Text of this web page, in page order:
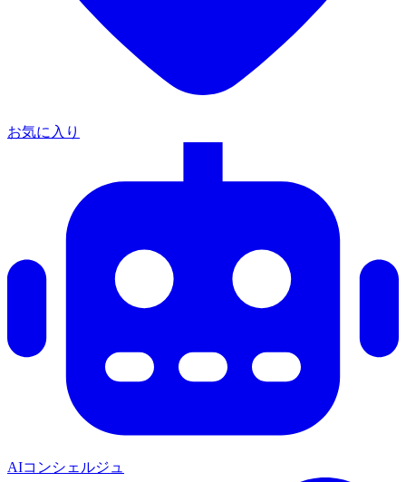
お気に入り
AIコンシェルジュ